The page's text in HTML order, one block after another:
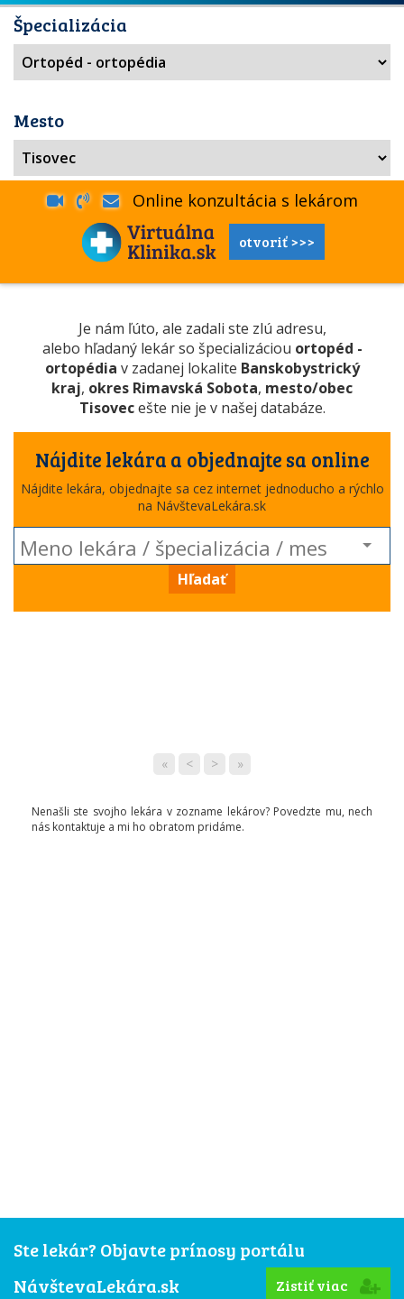
Špecializácia
Mesto
Online konzultácia s lekárom
otvoriť >>>
Je nám ľúto, ale zadali ste zlú adresu,
alebo hľadaný lekár so špecializáciou ortopéd -
ortopédia v zadanej lokalite Banskobystrický
kraj, okres Rimavská Sobota, mesto/obec
Tisovecešte nie je v našej databáze.
Nájdite lekára a objednajte sa online
Nájdite lekára, objednajte sa cez internet jednoducho a rýchlo
na NávštevaLekára.sk
Hľadať
« < > »
Nenašli ste svojho lekára v zozname lekárov? Povedzte mu, nech
nás kontaktuje a mi ho obratom pridáme.
Ste lekár? Objavte prínosy portálu
NávštevaLekára.sk
Zistiť viac